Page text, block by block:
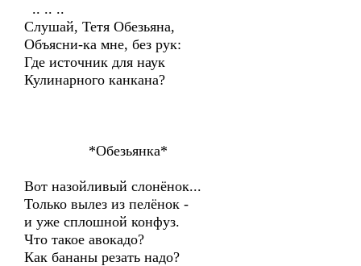
.. .. ..
Слушай, Тетя Обезьяна,
Объясни-ка мне, без рук:
Где источник для наук
Кулинарного канкана?
*Обезьянка*
Вот назойливый слонёнок...
Только вылез из пелёнок -
и уже сплошной конфуз.
Что такое авокадо?
Как бананы резать надо?